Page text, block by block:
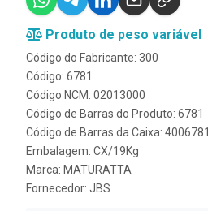
Produto de peso variável
Código do Fabricante: 300
Código: 6781
Código NCM: 02013000
Código de Barras do Produto: 6781
Código de Barras da Caixa:
Embalagem: CX/19Kg
Marca: MATURATTA
Fornecedor: JBS